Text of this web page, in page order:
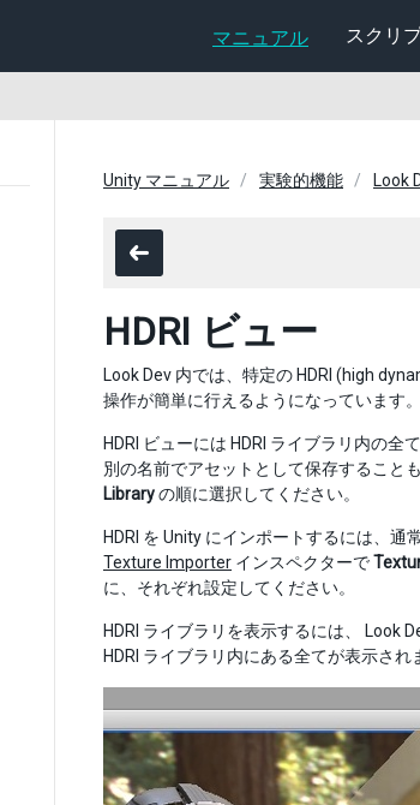
マニュアル スクリ
Unity マニュアル 実験的機能 Look
HDRI ビュー
Look Dev 内では、特定の HDRI (high
操作が簡単に行えるようになっています。
HDRI ビューには HDRI ライブラリ内の全
別の名前でアセットとして保存すること
Libraryの順に選択してください。
HDRI を Unity にインポートするには、通
Texture Importer インスペクターで
に、それぞれ設定してください。
HDRI ライブラリを表示するには、 Look
HDRI ライブラリ内にある全てが表示され